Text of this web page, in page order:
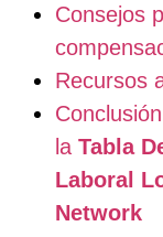
Consejos
Recursos
la Tabla
Laboral
Network